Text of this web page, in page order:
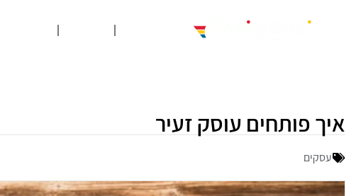
איך פותחים עוסק זעיר
עסקים